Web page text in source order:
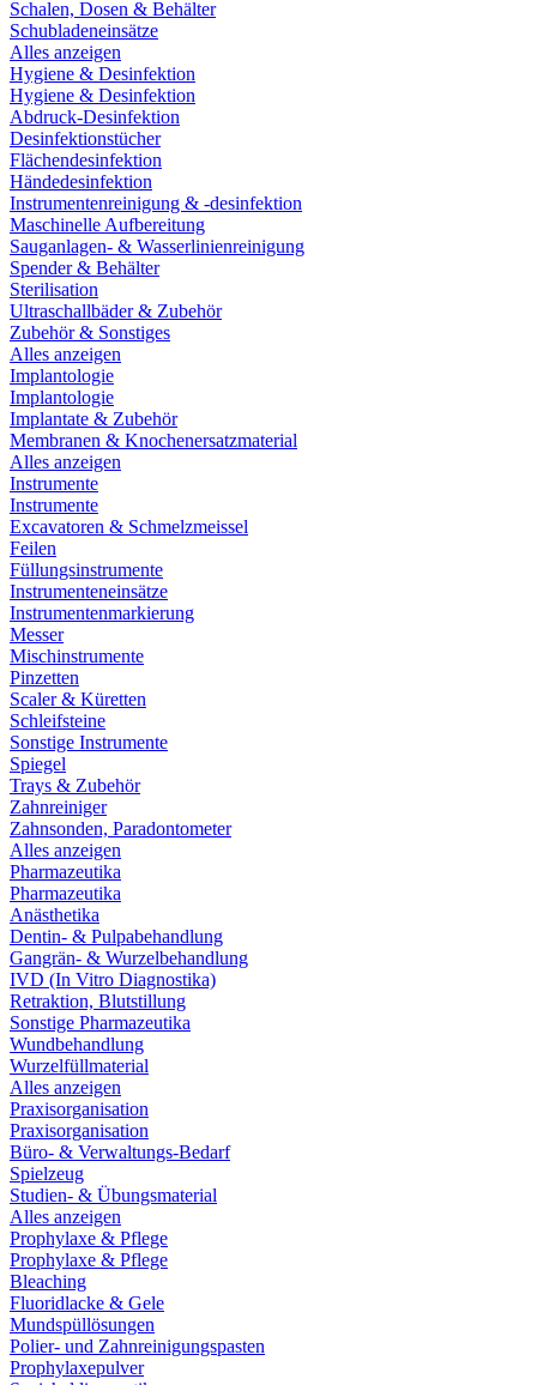
Schalen, Dosen & Behälter
Schubladeneinsätze
Alles anzeigen
Hygiene & Desinfektion
Hygiene & Desinfektion
Abdruck-Desinfektion
Desinfektionstücher
Flächendesinfektion
Händedesinfektion
Instrumentenreinigung & -desinfektion
Maschinelle Aufbereitung
Sauganlagen- & Wasserlinienreinigung
Spender & Behälter
Sterilisation
Ultraschallbäder & Zubehör
Zubehör & Sonstiges
Alles anzeigen
Implantologie
Implantologie
Implantate & Zubehör
Membranen & Knochenersatzmaterial
Alles anzeigen
Instrumente
Instrumente
Excavatoren & Schmelzmeissel
Feilen
Füllungsinstrumente
Instrumenteneinsätze
Instrumentenmarkierung
Messer
Mischinstrumente
Pinzetten
Scaler & Küretten
Schleifsteine
Sonstige Instrumente
Spiegel
Trays & Zubehör
Zahnreiniger
Zahnsonden, Paradontometer
Alles anzeigen
Pharmazeutika
Pharmazeutika
Anästhetika
Dentin- & Pulpabehandlung
Gangrän- & Wurzelbehandlung
IVD (In Vitro Diagnostika)
Retraktion, Blutstillung
Sonstige Pharmazeutika
Wundbehandlung
Wurzelfüllmaterial
Alles anzeigen
Praxisorganisation
Praxisorganisation
Büro- & Verwaltungs-Bedarf
Spielzeug
Studien- & Übungsmaterial
Alles anzeigen
Prophylaxe & Pflege
Prophylaxe & Pflege
Bleaching
Fluoridlacke & Gele
Mundspüllösungen
Polier- und Zahnreinigungspasten
Prophylaxepulver